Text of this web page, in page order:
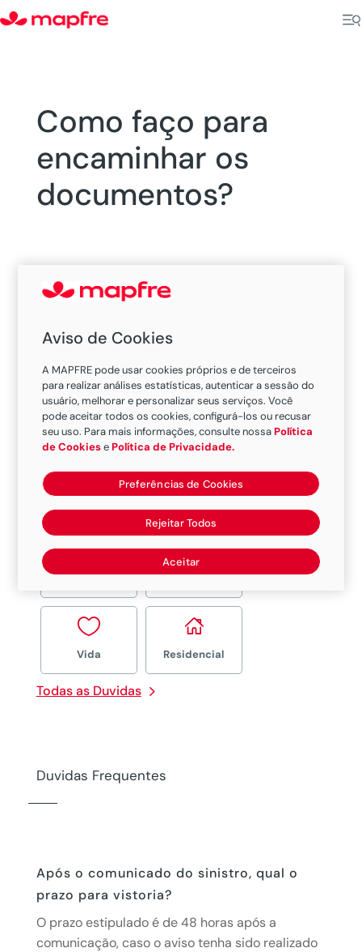
Todas as Duvidas
Como faço para
encaminhar os
documentos?
Para encaminhar os
documentosclique aquiou entregue
para seu corretor.

Carro

Moto

Vida

Residencial
Duvidas Frequentes
Após o comunicado do sinistro, qual o
prazo para vistoria?
O prazo estipulado é de 48 horas após a
comunicação, caso o aviso tenha sido realizado
Aviso de Cookies
A MAPFRE pode usar cookies próprios e de terceiros
para realizar análises estatísticas, autenticar a sessão do
usuário, melhorar e personalizar seus serviços. Você
pode aceitar todos os cookies, configurá-los ou recusar
seu uso. Para mais informações, consulte nossaPolítica
de CookiesePolítica de Privacidade.
Preferências de Cookies
Rejeitar Todos
Aceitar